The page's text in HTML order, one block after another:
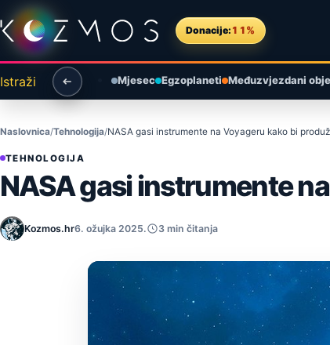
Preskoči na sadržaj
Donacije: 11%
Istraži Mjesec Egzoplaneti Međuzvjezdani
Naslovnica Tehnologija NASA gasi instrumente na Voyageru kako bi
TEHNOLOGIJA
NASA gasi instrumente
Kozmos.hr6. ožujka 2025. 3 min čitanja